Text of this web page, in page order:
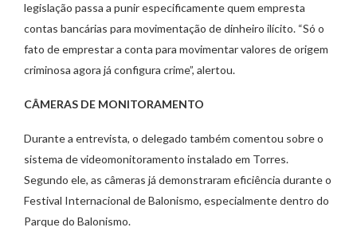
legislação passa a punir especificamente quem empresta
contas bancárias para movimentação de dinheiro ilícito. “Só o
fato de emprestar a conta para movimentar valores de origem
criminosa agora já configura crime”, alertou.
CÂMERAS DE MONITORAMENTO
Durante a entrevista, o delegado também comentou sobre o
sistema de videomonitoramento instalado em Torres.
Segundo ele, as câmeras já demonstraram eficiência durante o
Festival Internacional de Balonismo, especialmente dentro do
Parque do Balonismo.